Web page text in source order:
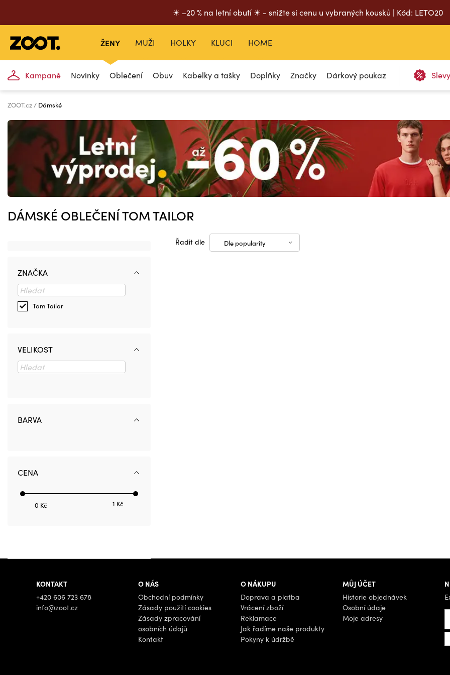
☀ –20 % na letní obutí ☀ - snižte si cenu u vybraných kousků | Kód: LETO20
ŽENY
Kampaně Novinky Oblečení Obuv Kabelky a tašky Doplňky Značky Dárkový poukaz
MUŽI HOLKY KLUCI HOME
ZOOT.cz Dámské
DÁMSKÉ OBLEČENÍ TOM TAILOR
Řadit dle Dle popularity
ZNAČKA
Tom Tailor
VELIKOST
BARVA
CENA
0 Kč 1 Kč
KONTAKT
+420 606 723 678
info@zoot.cz
O NÁS
Obchodní podmínky
Zásady použití cookies
Zásady zpracování
osobních údajů
Kontakt
O NÁKUPU
Doprava a platba
Vrácení zboží
Reklamace
Jak řadíme naše produkty
Pokyny k údržbě
MŮJ ÚČET
Historie objednávek
Osobní údaje
Moje adresy